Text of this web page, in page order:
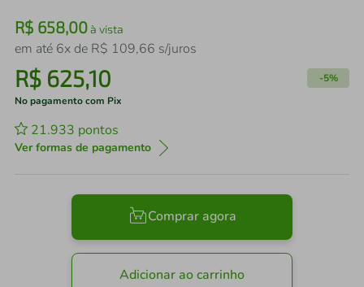
R$ 658,00à vista
em até 6x de R$ 109,66 s/juros
R$ 625,10 -5%
No pagamento com Pix
21.933 pontos
Ver formas de pagamento
Comprar agora
Adicionar ao carrinho